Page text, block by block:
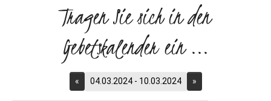
Tragen Sie sich in den
Gebetskalender ein ...
« 04.03.2024 - 10.03.2024 »